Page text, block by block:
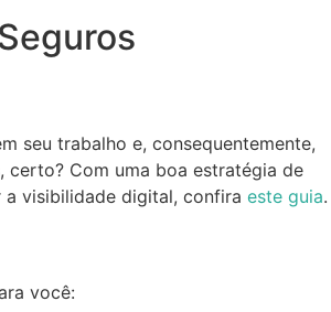
seu trabalho e, consequentemente,
certo? Com uma boa estratégia de
a visibilidade digital, confira este guia.
você: